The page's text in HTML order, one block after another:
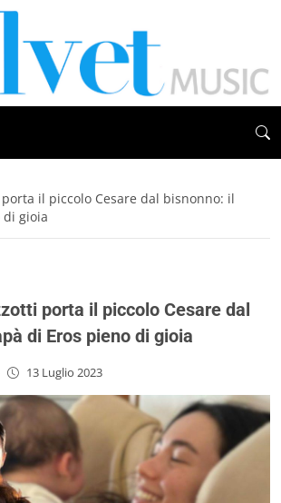
il piccolo Cesare dal bisnonno: il
di gioia
porta il piccolo Cesare dal
di Eros pieno di gioia
13 Luglio 2023